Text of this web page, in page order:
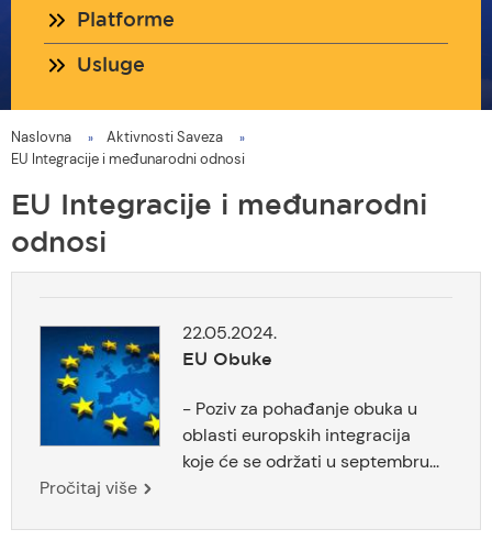
Platforme
Usluge
You
here
Naslovna
Aktivnosti Saveza
EU Integracije i međunarodni odnosi
EU Integracije i međunarodni
odnosi
22.05.2024.
EU Obuke
- Poziv za pohađanje obuka u
oblasti europskih integracija
koje će se održati u septembru...
Pročitaj više